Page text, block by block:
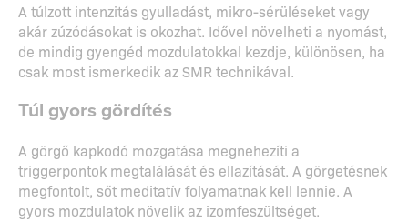
A túlzott intenzitás gyulladást, mikro-sérüléseket vagy
akár zúzódásokat is okozhat. Idővel növelheti a nyomást,
de mindig gyengéd mozdulatokkal kezdje, különösen, ha
csak most ismerkedik az SMR technikával.
Túl gyors gördítés
A görgő kapkodó mozgatása megnehezíti a
triggerpontok megtalálását és ellazítását. A görgetésnek
megfontolt, sőt meditatív folyamatnak kell lennie. A
gyors mozdulatok növelik az izomfeszültséget.